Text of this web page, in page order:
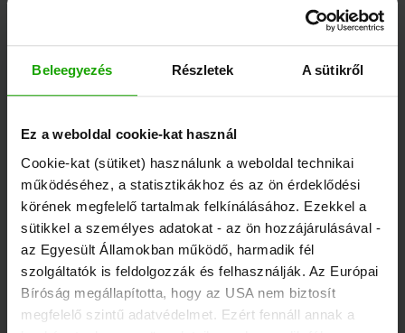
Beleegyezés Részletek A sütikről
Ez a weboldal cookie-kat használ
Cookie-kat (sütiket) használunk a weboldal technikai
működéséhez, a statisztikákhoz és az ön érdeklődési
körének megfelelő tartalmak felkínálásához. Ezekkel a
sütikkel a személyes adatokat - az ön hozzájárulásával -
az Egyesült Államokban működő, harmadik fél
szolgáltatók is feldolgozzák és felhasználják. Az Európai
Bíróság megállapította, hogy az USA nem biztosít
megfelelő szintű adatvédelmet. Ezért fennáll annak a
Völkermarkter Ring 21 - 23
9020 Klagenfurt
+43/463/3000
info@kaernten.at
Maradjon tájékozott!